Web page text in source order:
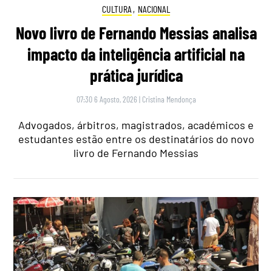
CULTURA , NACIONAL
Novo livro de Fernando Messias analisa
impacto da inteligência artificial na
prática jurídica
07:30 6 Agosto, 2026 | Cristina Mendonça
Advogados, árbitros, magistrados, académicos e
estudantes estão entre os destinatários do novo
livro de Fernando Messias